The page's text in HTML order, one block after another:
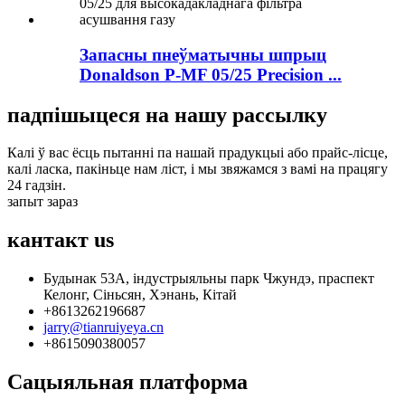
Запасны пнеўматычны шпрыц
Donaldson P-MF 05/25 Precision ...
падпішыцеся на нашу рассылку
Калі ў вас ёсць пытанні па нашай прадукцыі або прайс-лісце,
калі ласка, пакіньце нам ліст, і мы звяжамся з вамі на працягу
24 гадзін.
запыт зараз
кантакт us
Будынак 53А, індустрыяльны парк Чжундэ, праспект
Келонг, Сіньсян, Хэнань, Кітай
+8613262196687
jarry@tianruiyeya.cn
+8615090380057
Сацыяльная платформа